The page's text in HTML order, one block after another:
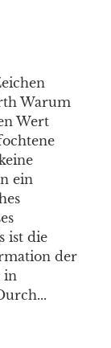
Warum
Wert
ein
ist die
der
in